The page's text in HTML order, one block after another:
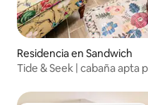
Residencia en Sandwich
Tide & Seek | cabaña apta